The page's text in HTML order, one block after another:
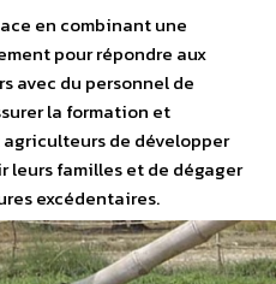
en combinant une
pour répondre aux
avec du personnel de
la formation et
agriculteurs de développer
leurs familles et de dégager
excédentaires.